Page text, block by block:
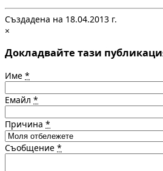
Създадена на 18.04.2013 г.
×
Докладвайте тази
Име *
Емайл *
Причина *
Съобщение *